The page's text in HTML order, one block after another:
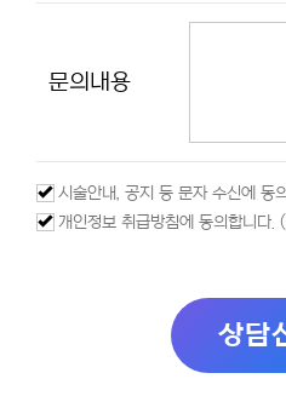
문의내용
시술안내, 공지 등 문자 수신에 동
개인정보 취급방침에 동의합니다.
상담